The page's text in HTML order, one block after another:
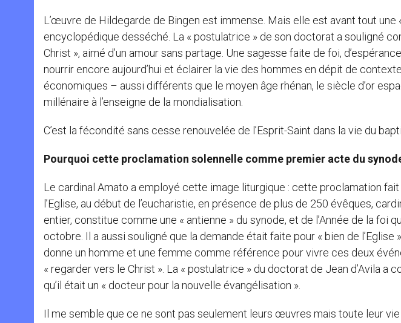
L’œuvre de Hildegarde de Bingen est immense. Mais elle est avant tout une
encyclopédique desséché. La « postulatrice » de son doctorat a souligné
Christ », aimé d’un amour sans partage. Une sagesse faite de foi,
nourrir encore aujourd’hui et éclairer la vie des hommes en dépit de
économiques – aussi différents que le moyen âge rhénan, le siècle d’or
millénaire à l’enseigne de la mondialisation.
C’est la fécondité sans cesse renouvelée de l’Esprit-Saint dans la vie du
Pourquoi cette proclamation solennelle comme premier acte du
Le cardinal Amato a employé cette image liturgique : cette proclamation
l’Eglise, au début de l’eucharistie, en présence de plus de 250 évêques,
entier, constitue comme une « antienne » du synode, et de l’Année de la foi
octobre. Il a aussi souligné que la demande était faite pour « bien de l’Eglise
donne un homme et une femme comme référence pour vivre ces deux
« regarder vers le Christ ». La « postulatrice » du doctorat de Jean d’Avila a
qu’il était un « docteur pour la nouvelle évangélisation ».
Il me semble que ce ne sont pas seulement leurs œuvres mais toute leur